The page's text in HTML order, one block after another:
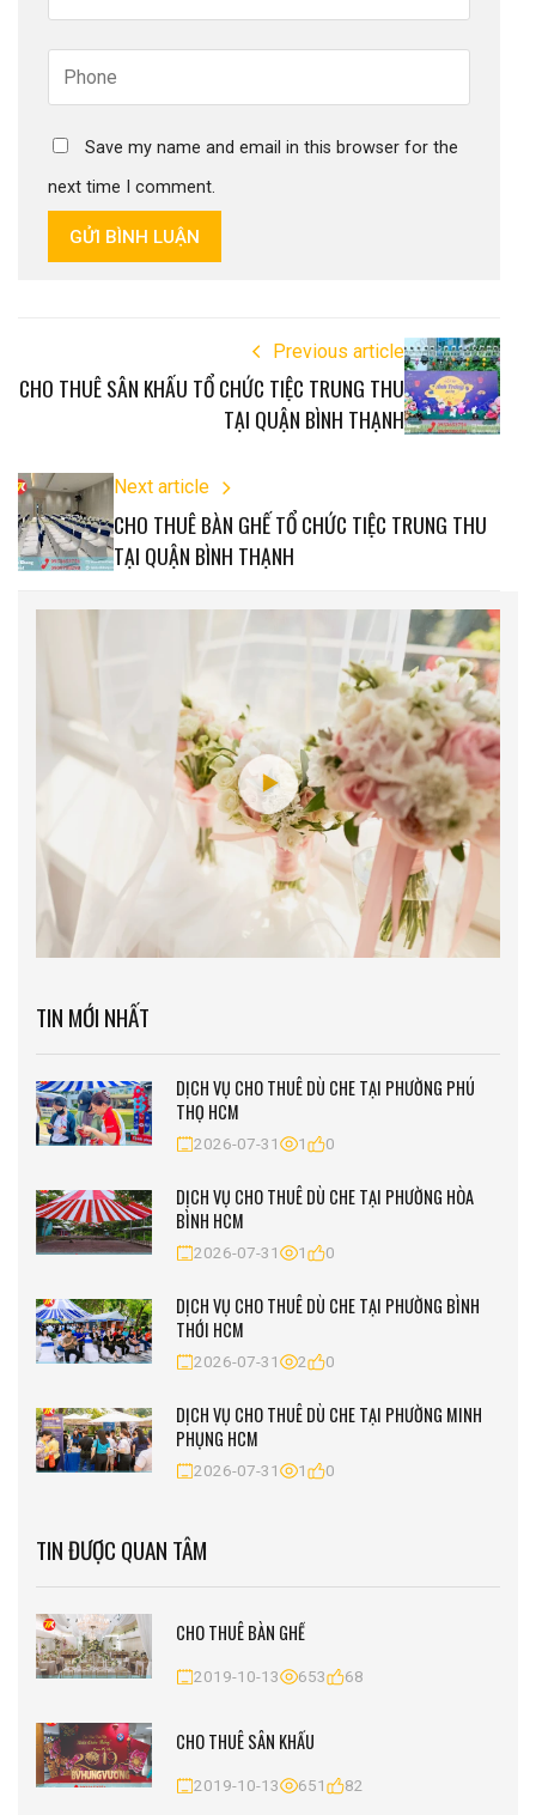
Save my name and email in this browser for the
next time I comment.
GỬI BÌNH LUẬN
Previous article
CHO THUÊ SÂN KHẤU TỔ CHỨC TIỆC TRUNG THU
TẠI QUẬN BÌNH THẠNH
Next article
CHO THUÊ BÀN GHẾ TỔ CHỨC TIỆC TRUNG THU
TẠI QUẬN BÌNH THẠNH
TIN MỚI NHẤT
DỊCH VỤ CHO THUÊ DÙ CHE TẠI PHƯỜNG PHÚ
THỌ HCM
2026-07-31 1 0
DỊCH VỤ CHO THUÊ DÙ CHE TẠI PHƯỜNG HÒA
BÌNH HCM
2026-07-31 1 0
DỊCH VỤ CHO THUÊ DÙ CHE TẠI PHƯỜNG BÌNH
THỚI HCM
2026-07-31 2 0
DỊCH VỤ CHO THUÊ DÙ CHE TẠI PHƯỜNG MINH
PHỤNG HCM
2026-07-31 1 0
TIN ĐƯỢC QUAN TÂM
CHO THUÊ BÀN GHẾ
2019-10-13 653 68
CHO THUÊ SÂN KHẤU
2019-10-13 651 82